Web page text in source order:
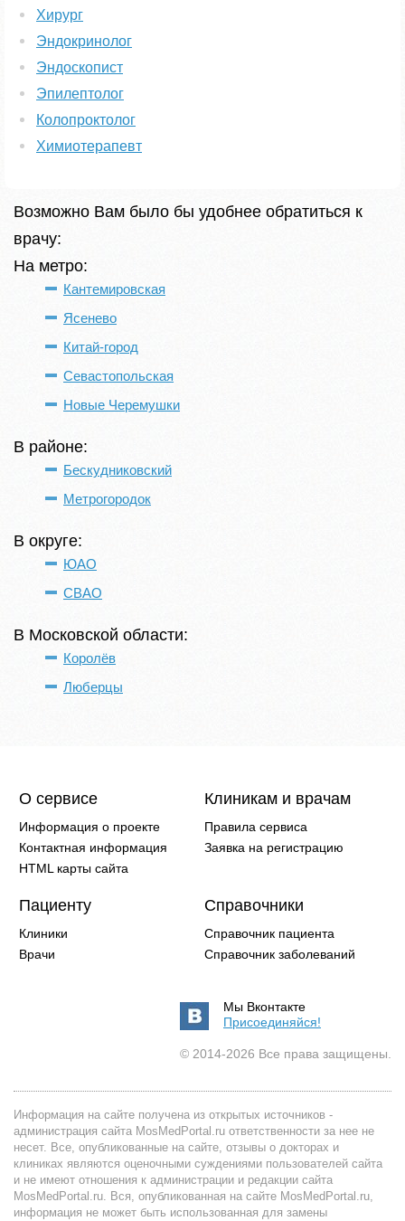
Хирург
Эндокринолог
Эндоскопист
Эпилептолог
Колопроктолог
Химиотерапевт
Возможно Вам было бы удобнее обратиться к
врачу:
На метро:
Кантемировская
Ясенево
Китай-город
Севастопольская
Новые Черемушки
В районе:
Бескудниковский
Метрогородок
В округе:
ЮАО
СВАО
В Московской области:
Королёв
Люберцы
О сервисе
Информация о проекте
Контактная информация
HTML карты сайта
Клиникам и врачам
Правила сервиса
Заявка на регистрацию
Пациенту
Клиники
Врачи
Справочники
Справочник пациента
Справочник заболеваний
Мы Вконтакте
Присоединяйся!
© 2014-2026 Все права защищены.
Информация на сайте получена из открытых источников -
администрация сайта MosMedPortal.ru ответственности за нее не
несет. Все, опубликованные на сайте, отзывы о докторах и
клиниках являются оценочными суждениями пользователей сайта
и не имеют отношения к администрации и редакции сайта
MosMedPortal.ru. Вся, опубликованная на сайте MosMedPortal.ru,
информация не может быть использованная для замены